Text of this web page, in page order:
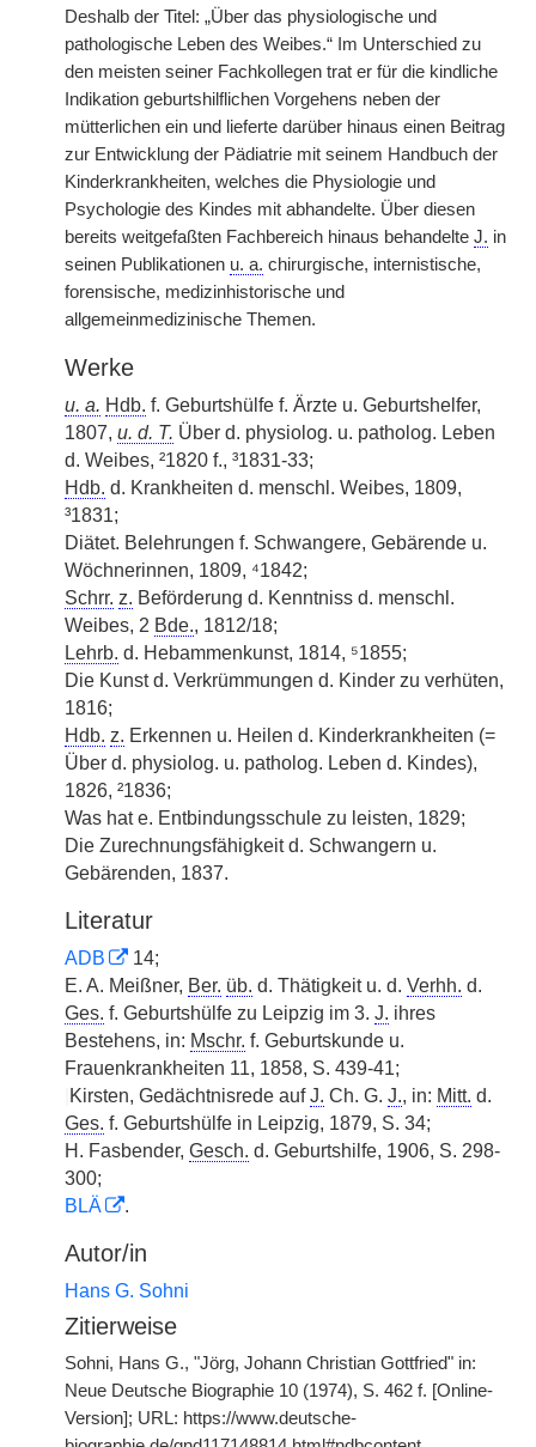
Deshalb der Titel: „Über das physiologische und
pathologische Leben des Weibes.“ Im Unterschied zu
den meisten seiner Fachkollegen trat er für die kindliche
Indikation geburtshilflichen Vorgehens neben der
mütterlichen ein und lieferte darüber hinaus einen Beitrag
zur Entwicklung der Pädiatrie mit seinem Handbuch der
Kinderkrankheiten, welches die Physiologie und
Psychologie des Kindes mit abhandelte. Über diesen
bereits weitgefaßten Fachbereich hinaus behandelte J. in
seinen Publikationen u. a. chirurgische, internistische,
forensische, medizinhistorische und
allgemeinmedizinische Themen.
Werke
u. a. Hdb. f. Geburtshülfe f. Ärzte u. Geburtshelfer,
1807, u. d. T. Über d. physiolog. u. patholog. Leben
d. Weibes, ²1820 f., ³1831-33;
Hdb. d. Krankheiten d. menschl. Weibes, 1809,
³1831;
Diätet. Belehrungen f. Schwangere, Gebärende u.
Wöchnerinnen, 1809, ⁴1842;
Schrr. z. Beförderung d. Kenntniss d. menschl.
Weibes, 2 Bde., 1812/18;
Lehrb. d. Hebammenkunst, 1814, ⁵1855;
Die Kunst d. Verkrümmungen d. Kinder zu verhüten,
1816;
Hdb. z. Erkennen u. Heilen d. Kinderkrankheiten (=
Über d. physiolog. u. patholog. Leben d. Kindes),
1826, ²1836;
Was hat e. Entbindungsschule zu leisten, 1829;
Die Zurechnungsfähigkeit d. Schwangern u.
Gebärenden, 1837.
Literatur
ADB
14;
E. A. Meißner, Ber. üb. d. Thätigkeit u. d. Verhh. d.
Ges. f. Geburtshülfe zu Leipzig im 3. J. ihres
Bestehens, in: Mschr. f. Geburtskunde u.
Frauenkrankheiten 11, 1858, S. 439-41;
Kirsten, Gedächtnisrede aufJ. Ch. G. J., in: Mitt. d.
Ges. f. Geburtshülfe in Leipzig, 1879, S. 34;
H. Fasbender, Gesch. d. Geburtshilfe, 1906, S. 298-
300;
BLÄ
.
Autor/in
Hans G. Sohni
Zitierweise
Sohni, Hans G., "Jörg, Johann Christian Gottfried" in:
Neue Deutsche Biographie 10 (1974), S. 462 f. [Online-
Version]; URL: https://www.deutsche-